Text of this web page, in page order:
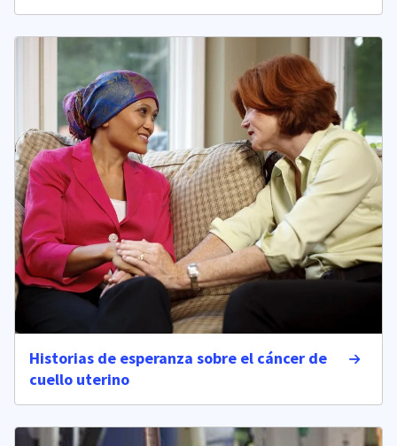
Historias de esperanza sobre el cáncer de
cuello uterino